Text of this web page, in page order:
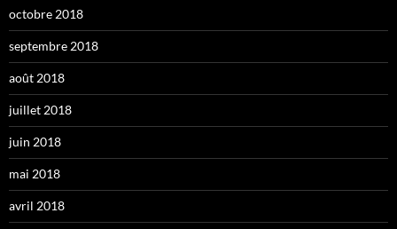
octobre 2018
septembre 2018
août 2018
juillet 2018
juin 2018
mai 2018
avril 2018